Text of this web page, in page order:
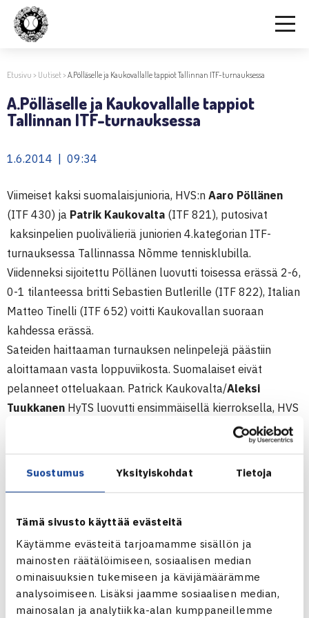
Suostumus Yksityiskohdat Tietoja
Tämä sivusto käyttää evästeitä
Käytämme evästeitä tarjoamamme sisällön ja
mainosten räätälöimiseen, sosiaalisen median
ominaisuuksien tukemiseen ja kävijämäärämme
analysoimiseen. Lisäksi jaamme sosiaalisen median,
mainosalan ja analytiikka-alan kumppaneillemme
Etusivu > Uutiset>A.Pölläselle ja Kaukovallalle tappiot Tallinnan ITF-turnauksessa
A.Pölläselle ja Kaukovallalle tappiot
Tallinnan ITF-turnauksessa
1.6.2014 | 09:34
Viimeiset kaksi suomalaisjunioria, HVS:n Aaro Pöllänen
(ITF 430) ja Patrik Kaukovalta (ITF 821), putosivat
kaksinpelien puolivälieriä juniorien 4.kategorian ITF-
turnauksessa Tallinnassa Nõmme tennisklubilla.
Viidenneksi sijoitettu Pöllänen luovutti toisessa erässä 2-6,
0-1 tilanteessa britti Sebastien Butlerille (ITF 822), Italian
Matteo Tinelli (ITF 652) voitti Kaukovallan suoraan
kahdessa erässä.
Sateiden haittaaman turnauksen nelinpelejä päästiin
aloittamaan vasta loppuviikosta. Suomalaiset eivät
pelanneet otteluakaan. Patrick Kaukovalta/Aleksi
Tuukkanen HyTS luovutti ensimmäisellä kierroksella, HVS
puolivälierissä,
saatuaan itse sveitsiläisparilta luovutuksen ensimmäisellä
kierroksella. Myös tyttöjen nelinpelissä HVS:nOlivia Pimiä
Estonia Junior Open
Juniorien ITF-turnaus (4.kateg.)
25.5.-1.6.2014 Tallinna, Viro
Poikien kaksinpeli